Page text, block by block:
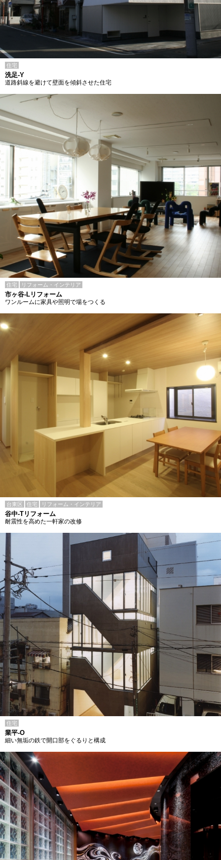
住宅
洗足-Y
道路斜線を避けて壁面を傾斜させた住宅
住宅 リフォーム・インテリア
市ヶ谷-Lリフォーム
ワンルームに家具や照明で場をつくる
台東区 住宅 リフォーム・インテリア
谷中-Tリフォーム
耐震性を高めた一軒家の改修
住宅
業平-O
細い無垢の鉄で開口部をぐるりと構成